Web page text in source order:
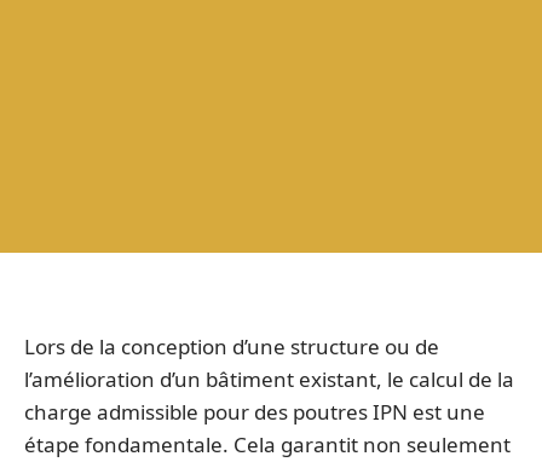
Lors de la conception d’une structure ou de
l’amélioration d’un bâtiment existant, le calcul de la
charge admissible pour des poutres IPN est une
étape fondamentale. Cela garantit non seulement